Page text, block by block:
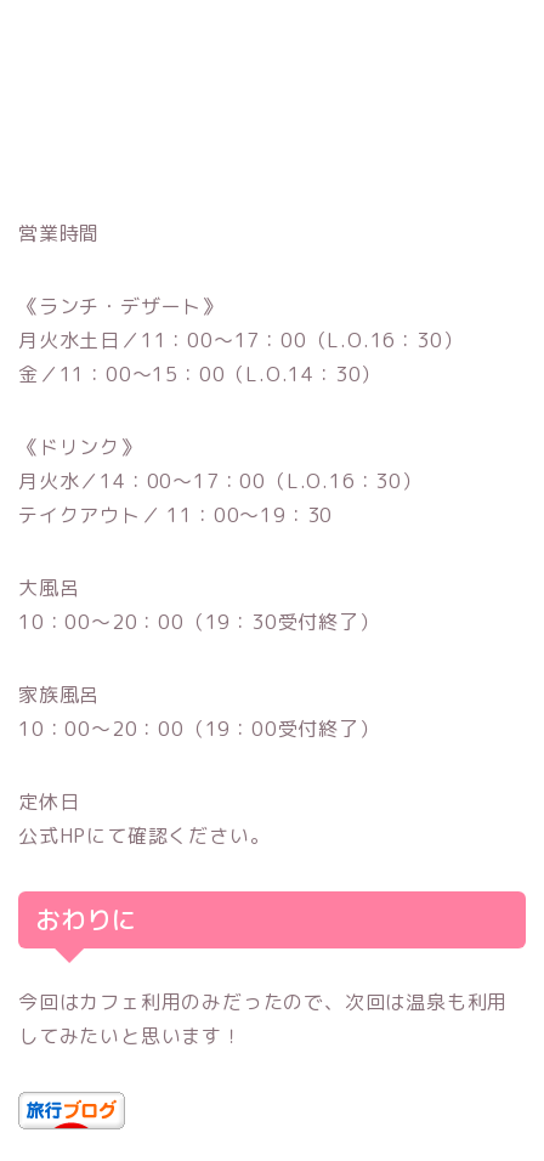
営業時間
《ランチ・デザート》
月火水土日／11：00～17：00（L.O.16：30）
金／11：00～15：00（L.O.14：30）
《ドリンク》
月火水／14：00～17：00（L.O.16：30）
テイクアウト／ 11：00～19：30
大風呂
10：00〜20：00（19：30受付終了）
家族風呂
10：00〜20：00（19：00受付終了）
定休日
公式HPにて確認ください。
おわりに
今回はカフェ利用のみだったので、次回は温泉も利用
してみたいと思います！